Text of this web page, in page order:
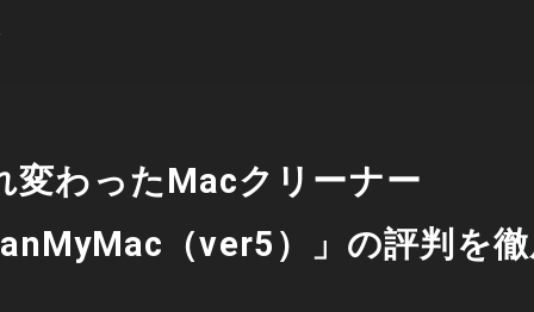
変わったMacクリーナー
（ver5）」の評判を徹